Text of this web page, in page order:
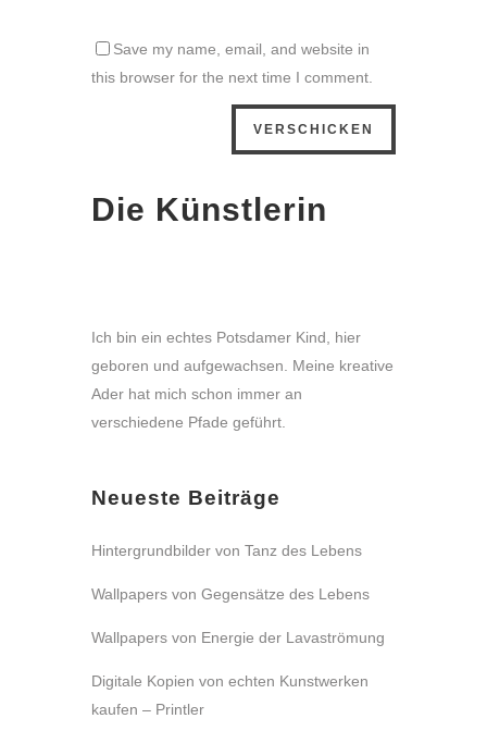
Save my name, email, and website in
this browser for the next time I comment.
Die Künstlerin
Ich bin ein echtes Potsdamer Kind, hier
geboren und aufgewachsen. Meine kreative
Ader hat mich schon immer an
verschiedene Pfade geführt.
Neueste Beiträge
Hintergrundbilder von Tanz des Lebens
Wallpapers von Gegensätze des Lebens
Wallpapers von Energie der Lavaströmung
Digitale Kopien von echten Kunstwerken
kaufen – Printler